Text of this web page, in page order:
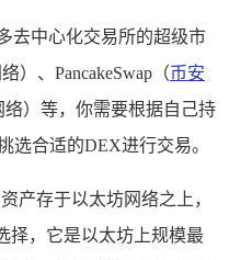
去中心化交易所的超级市
）、PancakeSwap（币安
络）等，你需要根据自己持
选合适的DEX进行交易。
产存于以太坊网络之上，
择，它是以太坊上规模最